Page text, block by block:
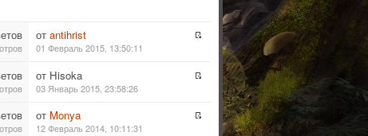
от antihrist
01 Февраль 2015, 13:50:11
от Hisoka
03 Январь 2015, 23:58:26
от Monya
12 Февраль 2014, 10:11:31